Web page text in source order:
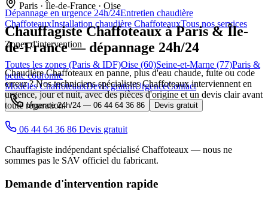
Dépannage en urgence 24h/24Entretien chaudière
ChaffoteauxInstallation chaudière ChaffoteauxTous nos services
Zones d'intervention
Toutes les zones (Paris & IDF)Oise (60)Seine-et-Marne (77)Paris &
petite couronne
Modèles ChaffoteauxDevis gratuitUrgenceContact
Urgence 24h/24 — 06 44 64 36 86 Devis gratuit
Paris · Île-de-France · Oise
ChauffagisteChaffoteauxà Paris & Île-
de-France — dépannage 24h/24
Chaudière Chaffoteaux en panne, plus d'eau chaude, fuite ou code
erreur ? Nos techniciens spécialistes Chaffoteaux interviennent en
urgence, jour et nuit, avec des pièces d'origine et un devis clair avant
toute réparation.
06 44 64 36 86 Devis gratuit
Chauffagiste indépendant spécialisé Chaffoteaux — nous ne
sommes pas le SAV officiel du fabricant.
Demande d'intervention rapide